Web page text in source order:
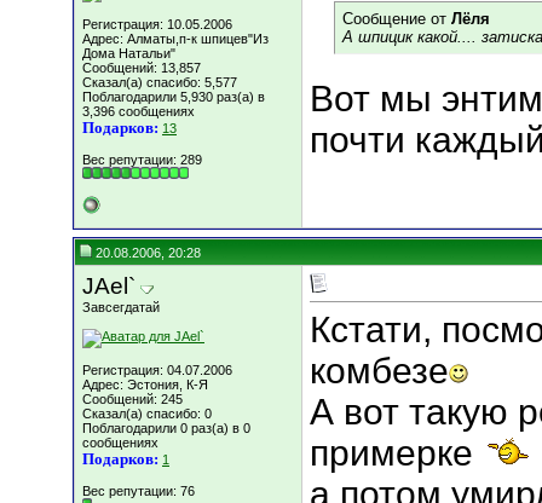
Регистрация: 10.05.2006
Адрес: Алматы,п-к шпицев"Из
Дома Натальи"
Сообщений: 13,857
Сказал(а) спасибо: 5,577
Поблагодарили 5,930 раз(а) в
3,396 сообщениях
Подарков: 13
Вес репутации: 289
Сообщение от Лёля
А шпицик какой....
Вот мы
почти
20.08.2006, 20:28
JAel`
Завсегдатай
Регистрация: 04.07.2006
Адрес: Эстония, К-Я
Сообщений: 245
Сказал(а) спасибо: 0
Поблагодарили 0 раз(а) в 0
сообщениях
Подарков: 1
Вес репутации: 76
Кстати,
комбезе
А вот такую
примерке
а потом